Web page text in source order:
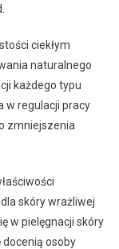
ciekłym
naturalnego
każdego typu
w regulacji pracy
zmniejszenia
skóry wrażliwej
w pielęgnacji skóry
osoby